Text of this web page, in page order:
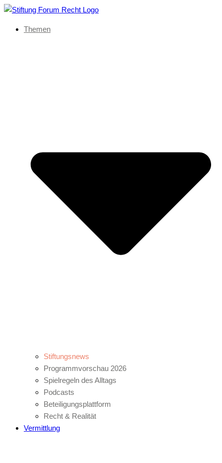
Themen
Stiftungsnews
Programmvorschau 2026
Spielregeln des Alltags
Podcasts
Beteiligungsplattform
Recht & Realität
Vermittlung